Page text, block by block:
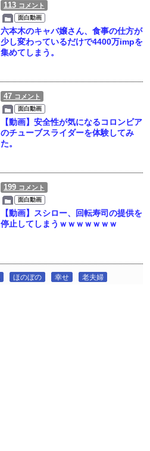
113 コメント
面白動画
六本木のキャバ嬢さん、食事の仕方が
少し変わっているだけで4400万impを
集めてしまう。
47 コメント
面白動画
【動画】安全性が気になるコロンビア
のチューブスライダーを体験してみ
た。
199 コメント
面白動画
【動画】スシロー、回転寿司の提供を
停止してしまうｗｗｗｗｗｗｗ
ほのぼの 幸せ 老夫婦